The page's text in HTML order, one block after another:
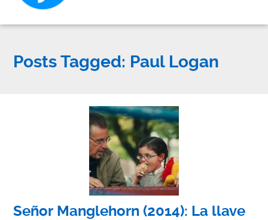
Posts Tagged: Paul Logan
Señor Manglehorn (2014): La llave